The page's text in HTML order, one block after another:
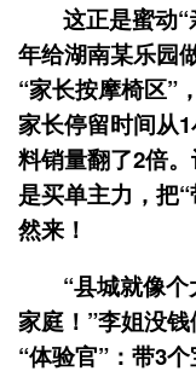
这正是蜜动
年给湖南某乐园
“家长按摩椅区”
家长停留时间从
料销量翻了2倍
是买单主力，把
然来！
“县城就像
家庭！”李姐没
“体验官”：带3